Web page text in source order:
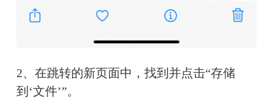
2、在跳转的新页面中，找到并点击“存储
到‘文件’”。